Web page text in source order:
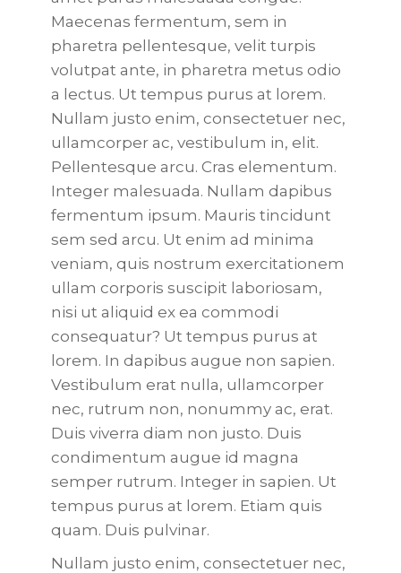
Maecenas fermentum, sem in
pharetra pellentesque, velit turpis
volutpat ante, in pharetra metus odio
a lectus. Ut tempus purus at lorem.
Nullam justo enim, consectetuer nec,
ullamcorper ac, vestibulum in, elit.
Pellentesque arcu. Cras elementum.
Integer malesuada. Nullam dapibus
fermentum ipsum. Mauris tincidunt
sem sed arcu. Ut enim ad minima
veniam, quis nostrum exercitationem
ullam corporis suscipit laboriosam,
nisi ut aliquid ex ea commodi
consequatur? Ut tempus purus at
lorem. In dapibus augue non sapien.
Vestibulum erat nulla, ullamcorper
nec, rutrum non, nonummy ac, erat.
Duis viverra diam non justo. Duis
condimentum augue id magna
semper rutrum. Integer in sapien. Ut
tempus purus at lorem. Etiam quis
quam. Duis pulvinar.
Nullam justo enim, consectetuer nec,